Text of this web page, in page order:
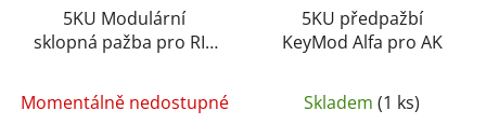
5KU Modulární
sklopná pažba pro RIS
Momentálně nedostupné
5KU předpažbí
KeyMod Alfa pro AK
Skladem (1 ks)